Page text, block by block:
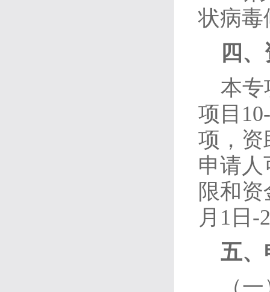
状病毒
四
本专
项目
项，资
申请
限和
月1日-
五、
（